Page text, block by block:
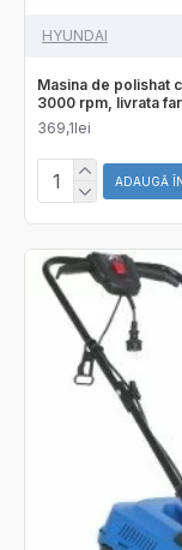
HYUNDAI
Masina de polishat
3000 rpm, livrata
369,1lei
ADAUGĂ